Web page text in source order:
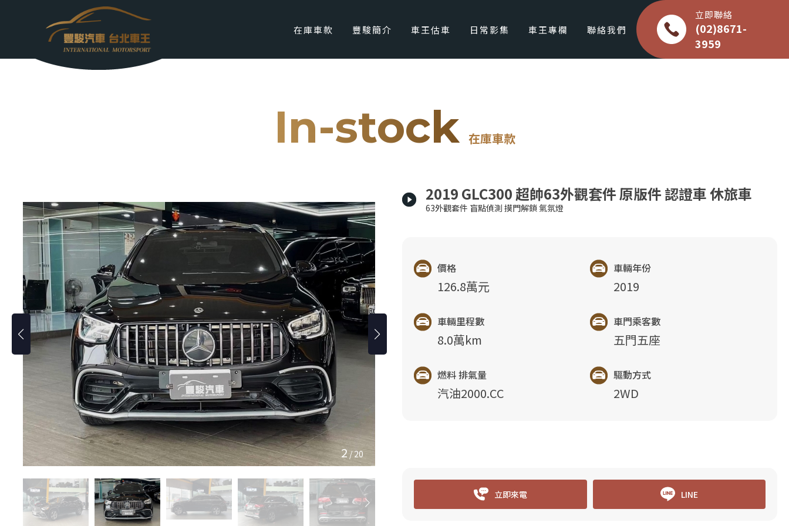
在庫車款 豐駿簡介 車王估車 日常影集 車王專欄 聯絡我們
立即聯絡
(02)8671-
3959
In-stock 在庫車款
3 / 20
2019 GLC300 超帥63外觀套件 原版件 認證車 休旅車
63外觀套件 盲點偵測 摸門解鎖 氣氛燈
價格
126.8萬元
車輛年份
2019
車輛里程數
8.0萬km
車門乘客數
五門五座
燃料 排氣量
汽油2000.CC
驅動方式
2WD
立即來電 LINE